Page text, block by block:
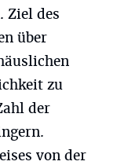
Ziel des
über
zu
der
von der